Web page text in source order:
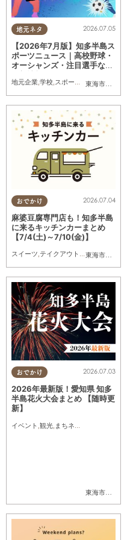
常滑市,南知多町
ネタ,親子,家族
地元ネタ
東海市大府市
2026.07.05
【2026年7月版】知多半島ス
ポーツニュース｜高校野球・
オーシャンズ・注目選手など
地元企業,学校,スポーツ 家族,おひとりさ
知多市 ,東浦町,常滑市,武豊町,美浜町,
おでかけ
東海市
,大府市
2026.07.04
麻婆豆腐専門店も！知多半島
に来るキッチンカーまとめ
【7/4(土)～7/10(金)】
スイーツ,テイクアウト ,キッチンカー
おでかけ
東海市大府市
2026.07.03
2026年最新版！愛知県 知多
半島花火大会まとめ 【随時更
新】
イベント 観光, まちネタ